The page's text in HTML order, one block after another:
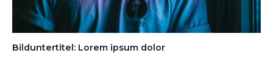
Bilduntertitel: Lorem ipsum dolor